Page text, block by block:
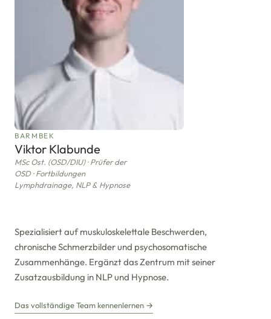
BARMBEK
Viktor Klabunde
MSc Ost. (OSD/DIU) · Prüfer der
OSD · Fortbildungen
Lymphdrainage, NLP & Hypnose
Spezialisiert auf muskuloskelettale Beschwerden,
chronische Schmerzbilder und psychosomatische
Zusammenhänge. Ergänzt das Zentrum mit seiner
Zusatzausbildung in NLP und Hypnose.
Das vollständige Team kennenlernen →